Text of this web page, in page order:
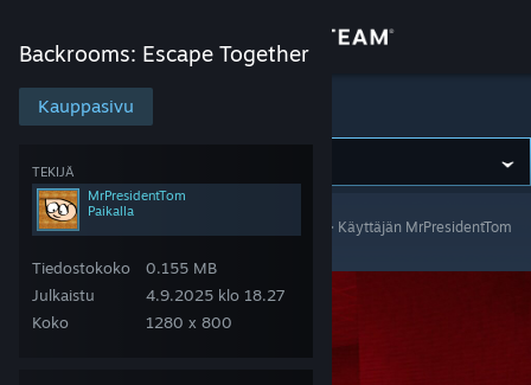
Kauppa
Yhteisö
Tietoa
Tuki
Backrooms: Escape Together
Kauppasivu
TEKIJÄ
MrPresidentTom
Paikalla
Tiedostokoko
Julkaistu
Koko
0.155 MB
4.9.2025 klo 18.27
1280 x 800
Backrooms: Escape Together
Backrooms: Escape Together > Käyttäjän MrPresidentTom